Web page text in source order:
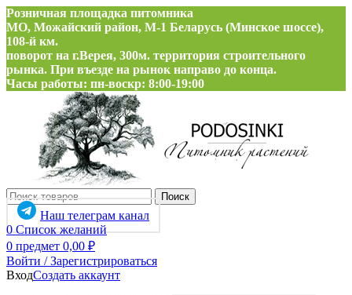
Розничная площадка питомника
МО, Можайский район, М-1 Беларусь (Минское шоссе),
108-й км.
поворот на г.Верея, 300м. территория строительного
рынка. При въезде на рынок направо до конца.
Часы работы: пн-воскр: 8:00-19:00
Поиск
Наш телеграм канал
0 Список желаний
0 предмет 0,00 ₽
Войти / Зарегистрироваться
ВходСоздать аккаунт